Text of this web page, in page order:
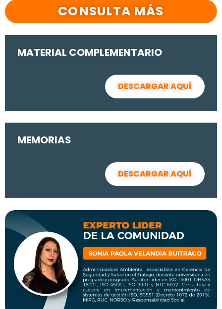
CONSULTA MÁS
MATERIAL COMPLEMENTARIO
DESCARGAR AQUÍ
MEMORIAS
DESCARGAR AQUÍ